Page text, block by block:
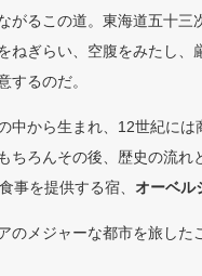
がるこの道。東海道五十三
ねぎらい、空腹をみたし
するのだ。
中から生まれ、12世紀に
ちろんその後、歴史の流れ
事を提供する宿、 オーベル
メジャーな都市を旅した